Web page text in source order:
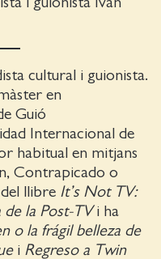
cultural i guionista.
en
Guió
Internacional de
habitual en mitjans
Contrapicado o
llibre It’s Not TV:
de la Post-TVi ha
o la frágil belleza de
i Regreso a Twin